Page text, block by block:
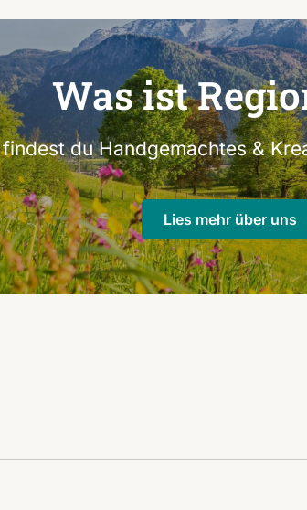
Was ist
du Handgemachtes &
Lies mehr über uns